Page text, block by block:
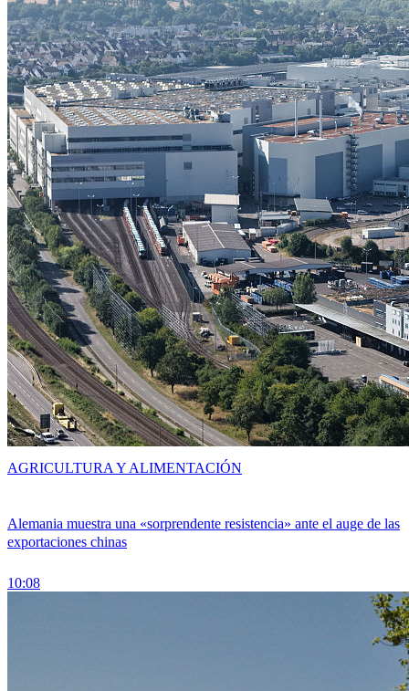
Alemania muestra una «sorprendente resistencia» ante el auge de las
exportaciones chinas
10:08
AGRICULTURA Y ALIMENTACIÓN